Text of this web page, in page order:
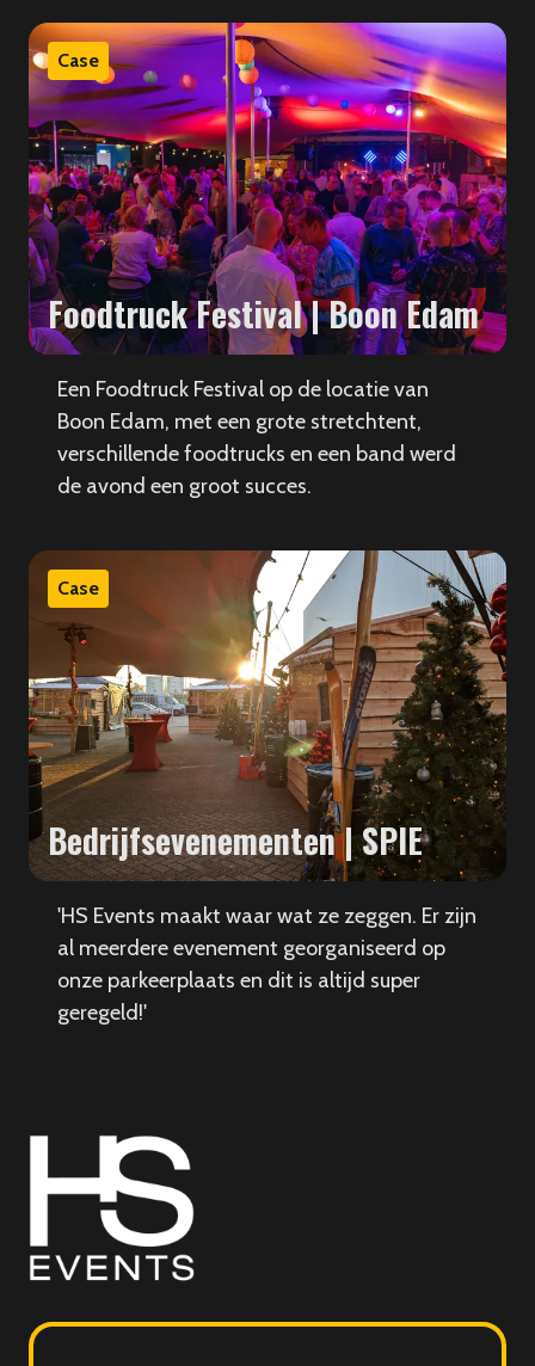
Case
Foodtruck Festival | Boon Edam
Een Foodtruck Festival op de locatie van
Boon Edam, met een grote stretchtent,
verschillende foodtrucks en een band werd
de avond een groot succes.
Case
Bedrijfsevenementen | SPIE
'HS Events maakt waar wat ze zeggen. Er zijn
al meerdere evenement georganiseerd op
onze parkeerplaats en dit is altijd super
geregeld!'